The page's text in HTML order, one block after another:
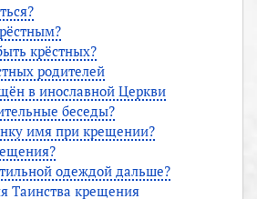
крёстных?
родителей
в инославной Церкви
беседы?
имя при крещении?
одеждой дальше?
Таинства крещения